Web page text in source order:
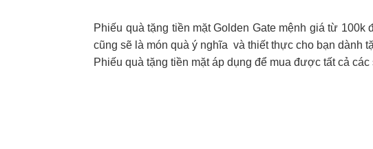
Phiếu quà tặng tiền mặt Golden Gate mệnh giá từ
cũng sẽ là món quà ý nghĩa và thiết thực cho bạn dành
Phiếu quà tặng tiền mặt áp dụng để mua được tất cả